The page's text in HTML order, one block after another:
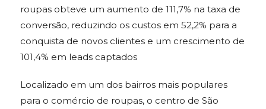
roupas obteve um aumento de 111,7% na taxa de
conversão, reduzindo os custos em 52,2% para a
conquista de novos clientes e um crescimento de
101,4% em leads captados
Localizado em um dos bairros mais populares
para o comércio de roupas, o centro de São